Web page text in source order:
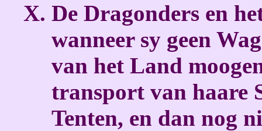
De Dragonders en
wanneer sy geen
van het Land
transport van haare
Tenten, en dan nog